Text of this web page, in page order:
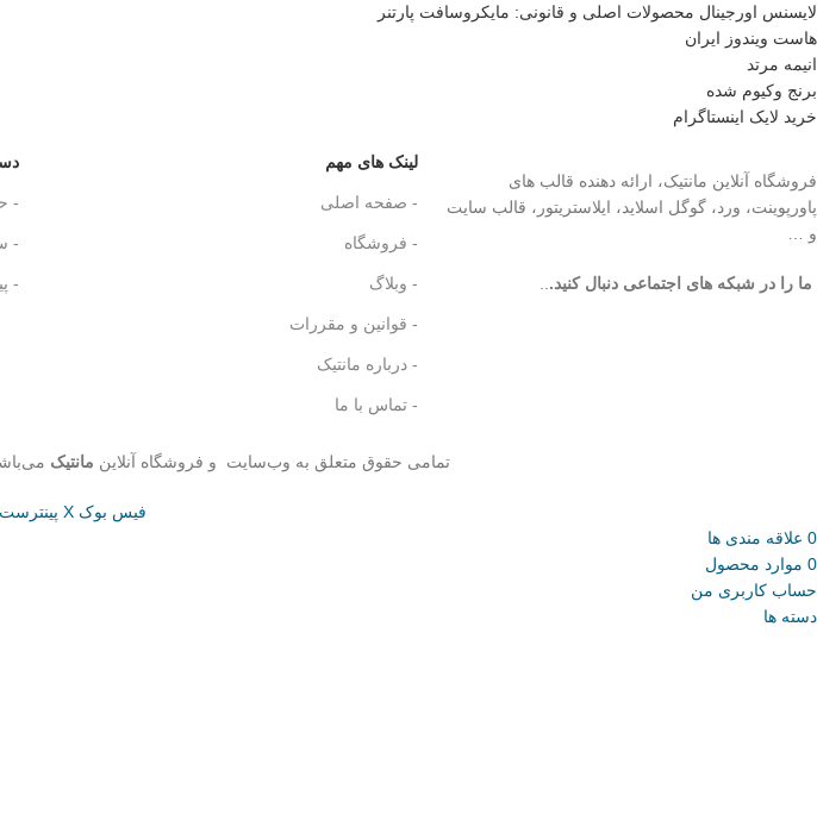
لایسنس اورجینال محصولات اصلی و قانونی: مایکروسافت پارتنر
هاست ویندوز ایران
انیمه مرتد
برنج وکیوم شده
خرید لایک اینستاگرام
فروشگاه آنلاین مانتیک، ارائه دهنده قالب های
پاورپوینت، ورد، گوگل اسلاید، ایلاستریتور، قالب سایت
و …
ما را در شبکه های اجتماعی دنبال کنید.
لینک های مهم
- صفحه اصلی
- فروشگاه
- وبلاگ
- قوانین و مقررات
- درباره مانتیک
- تماس با ما
-
-
-
تمامی حقوق متعلق به وب‌سایت و فروشگاه‌ آنلاین مانتیک
فیس بوک X پینترست
0 علاقه مندی ها
0 موارد محصول
حساب کاربری من
دسته ها